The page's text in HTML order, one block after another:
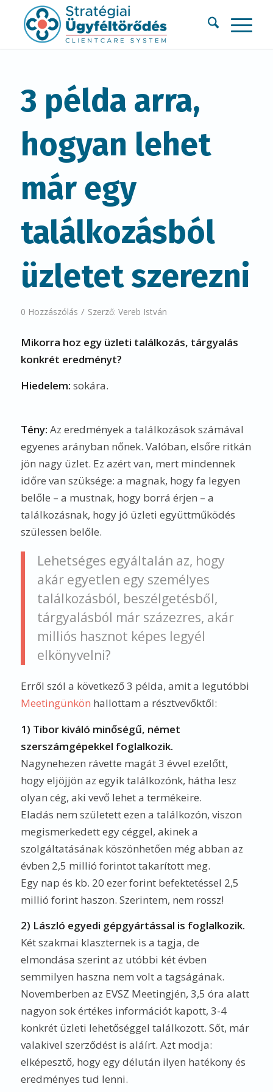
3 példa arra,
hogyan lehet
már egy
találkozásból
üzletet szerezni
0 Hozzászólás / Szerző: Vereb István
Mikorra hoz egy üzleti találkozás, tárgyalás
konkrét eredményt?
Hiedelem: sokára.
Tény: Az eredmények a találkozások számával
egyenes arányban nőnek. Valóban, elsőre ritkán
jön nagy üzlet. Ez azért van, mert mindennek
időre van szüksége: a magnak, hogy fa legyen
belőle – a mustnak, hogy borrá érjen – a
találkozásnak, hogy jó üzleti együttműködés
szülessen belőle.
Lehetséges egyáltalán az, hogy
akár egyetlen egy személyes
találkozásból, beszélgetésből,
tárgyalásból már százezres, akár
milliós hasznot képes legyél
elkönyvelni?
Erről szól a következő 3 példa, amit a legutóbbi
Meetingünkön hallottam a résztvevőktől:
1) Tibor kiváló minőségű, német
szerszámgépekkel foglalkozik.
Nagynehezen rávette magát 3 évvel ezelőtt,
hogy eljöjjön az egyik találkozónk, hátha lesz
olyan cég, aki vevő lehet a termékeire.
Eladás nem született ezen a találkozón, viszon
megismerkedett egy céggel, akinek a
szolgáltatásának köszönhetően még abban az
évben 2,5 millió forintot takarított meg.
Egy nap és kb. 20 ezer forint befektetéssel 2,5
millió forint haszon. Szerintem, nem rossz!
2) László egyedi gépgyártással is foglalkozik.
Két szakmai klaszternek is a tagja, de
elmondása szerint az utóbbi két évben
semmilyen haszna nem volt a tagságának.
Novemberben az EVSZ Meetingjén, 3,5 óra alatt
nagyon sok értékes információt kapott, 3-4
konkrét üzleti lehetőséggel találkozott. Sőt, már
valakivel szerződést is aláírt. Azt modja:
elképesztő, hogy egy délután ilyen hatékony és
eredményes tud lenni.